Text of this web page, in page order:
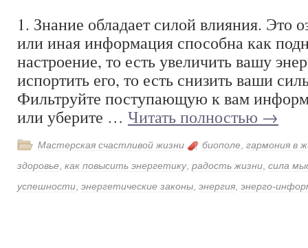
1. Знание обладает силой влияния. Это
или иная информация способна как
настроение, то есть увеличить вашу
испортить его, то есть снизить ваши
Фильтруйте поступающую к вам
или уберите … Читать полностью →
Мастерская счастливой жизни биополе гармония в
здоровье как повысить энергетику, радость жизни сила
успешности энергетические законы энергия энерго-